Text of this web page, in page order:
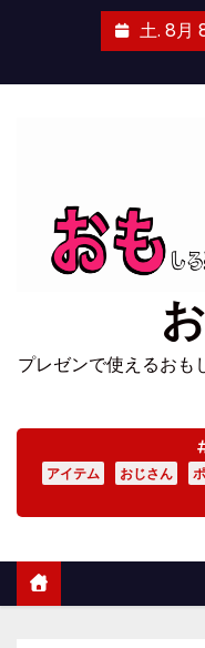
土. 8月
プレゼンで使えるおも
アイテム おじさん